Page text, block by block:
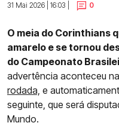
31 Mai 2026 | 16:03 |
0
O meia do Corinthians
amarelo e se tornou
do Campeonato
advertência aconteceu na
rodada, e
seguinte, que será
Mundo.